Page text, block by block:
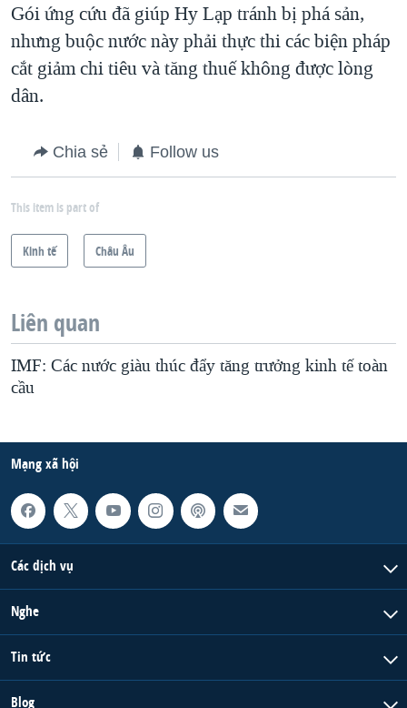
Gói ứng cứu đã giúp Hy Lạp tránh bị phá sản,
nhưng buộc nước này phải thực thi các biện pháp
cắt giảm chi tiêu và tăng thuế không được lòng
dân.
Chia sẻ Follow us
This item is part of
Kinh tế Châu Âu
Liên quan
IMF: Các nước giàu thúc đẩy tăng trưởng kinh tế toàn
cầu
Mạng xã hội
Các dịch vụ
Nghe
Tin tức
Blog